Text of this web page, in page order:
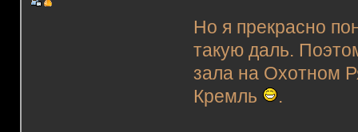
Но я прекрасно
такую даль.
зала на Охотном
Кремль
.